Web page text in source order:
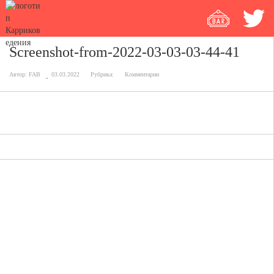
Screenshot-from-2022-03-03-03-44-41
Автор: FAB 03.03.2022 Рубрика: Комментарии